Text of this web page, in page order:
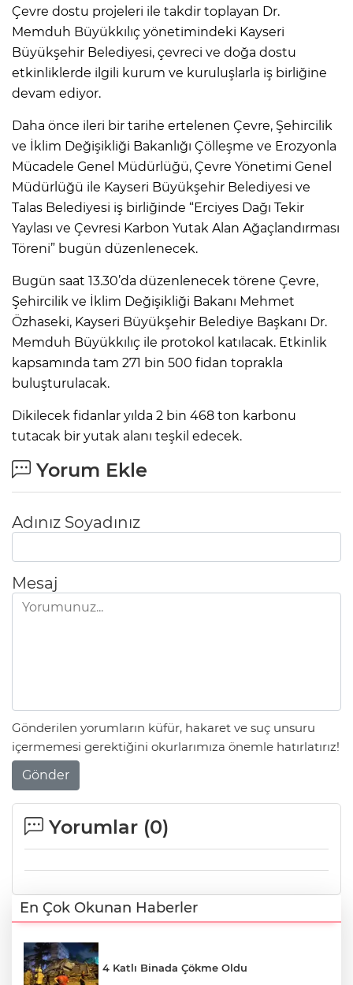
Çevre dostu projeleri ile takdir toplayan Dr.
Memduh Büyükkılıç yönetimindeki Kayseri
Büyükşehir Belediyesi, çevreci ve doğa dostu
etkinliklerde ilgili kurum ve kuruluşlarla iş birliğine
devam ediyor.
Daha önce ileri bir tarihe ertelenen Çevre, Şehircilik
ve İklim Değişikliği Bakanlığı Çölleşme ve Erozyonla
Mücadele Genel Müdürlüğü, Çevre Yönetimi Genel
Müdürlüğü ile Kayseri Büyükşehir Belediyesi ve
Talas Belediyesi iş birliğinde “Erciyes Dağı Tekir
Yaylası ve Çevresi Karbon Yutak Alan Ağaçlandırması
Töreni” bugün düzenlenecek.
Bugün saat 13.30’da düzenlenecek törene Çevre,
Şehircilik ve İklim Değişikliği Bakanı Mehmet
Özhaseki, Kayseri Büyükşehir Belediye Başkanı Dr.
Memduh Büyükkılıç ile protokol katılacak. Etkinlik
kapsamında tam 271 bin 500 fidan toprakla
buluşturulacak.
Dikilecek fidanlar yılda 2 bin 468 ton karbonu
tutacak bir yutak alanı teşkil edecek.
Yorum Ekle
Adınız Soyadınız
Mesaj
Gönderilen yorumların küfür, hakaret ve suç unsuru
içermemesi gerektiğini okurlarımıza önemle hatırlatırız!
Gönder
Yorumlar (0)
En Çok Okunan Haberler
4 Katlı Binada Çökme Oldu